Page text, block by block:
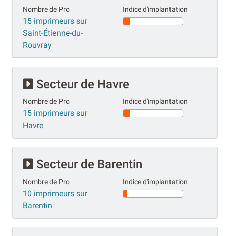
Nombre de Pro
15 imprimeurs sur
Saint-Étienne-du-
Rouvray
Indice d'implantation
Secteur de Havre
Nombre de Pro
15 imprimeurs sur
Havre
Indice d'implantation
Secteur de Barentin
Nombre de Pro
10 imprimeurs sur
Barentin
Indice d'implantation